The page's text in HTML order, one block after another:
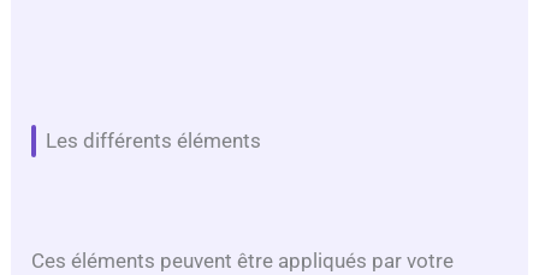
Les différents éléments
Ces éléments peuvent être appliqués par votre